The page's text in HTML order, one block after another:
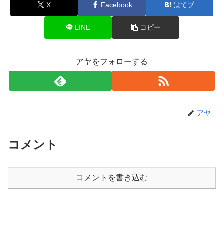
X Facebook はてブ
LINE コピー
アヤをフォローする
アヤ
コメント
コメントを書き込む